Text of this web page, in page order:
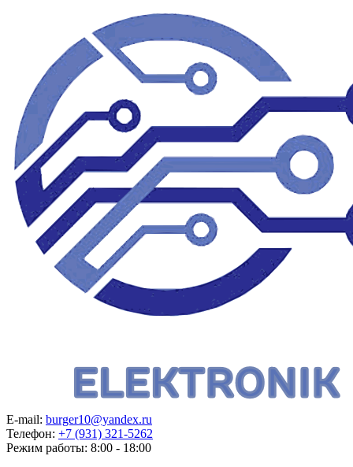
E-mail: burger10@yandex.ru
Телефон: +7 (931) 321-5262
Режим работы: 8:00 - 18:00